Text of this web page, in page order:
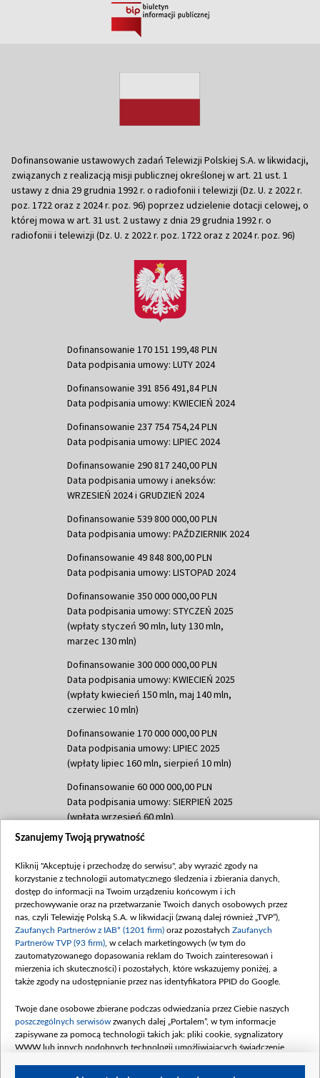
Dofinansowanie ustawowych zadań Telewizji Polskiej S.A. w likwidacji,
związanych z realizacją misji publicznej określonej w art. 21 ust. 1
ustawy z dnia 29 grudnia 1992 r. o radiofonii i telewizji (Dz. U. z 2022 r.
poz. 1722 oraz z 2024 r. poz. 96) poprzez udzielenie dotacji celowej, o
której mowa w art. 31 ust. 2 ustawy z dnia 29 grudnia 1992 r. o
radiofonii i telewizji (Dz. U. z 2022 r. poz. 1722 oraz z 2024 r. poz. 96)
Dofinansowanie 170 151 199,48 PLN
Data podpisania umowy: LUTY 2024
Dofinansowanie 391 856 491,84 PLN
Data podpisania umowy: KWIECIEŃ 2024
Dofinansowanie 237 754 754,24 PLN
Data podpisania umowy: LIPIEC 2024
Dofinansowanie 290 817 240,00 PLN
Data podpisania umowy i aneksów:
WRZESIEŃ 2024 i GRUDZIEŃ 2024
Dofinansowanie 539 800 000,00 PLN
Data podpisania umowy: PAŹDZIERNIK 2024
Dofinansowanie 49 848 800,00 PLN
Data podpisania umowy: LISTOPAD 2024
Dofinansowanie 350 000 000,00 PLN
Data podpisania umowy: STYCZEŃ 2025
(wpłaty styczeń 90 mln, luty 130 mln,
marzec 130 mln)
Dofinansowanie 300 000 000,00 PLN
Data podpisania umowy: KWIECIEŃ 2025
(wpłaty kwiecień 150 mln, maj 140 mln,
czerwiec 10 mln)
Dofinansowanie 170 000 000,00 PLN
Data podpisania umowy: LIPIEC 2025
(wpłaty lipiec 160 mln, sierpień 10 mln)
Dofinansowanie 60 000 000,00 PLN
Data podpisania umowy: SIERPIEŃ 2025
(wpłata wrzesień 60 mln)
Dofinansowanie 635 783 051,21 PLN
(wpłata wrzesień 100 mln, październik 350
mln, listopad 265 mln)
Dofinansowanie 48 862 000,00 PLN
Data podpisania umowy: GRUDZIEŃ 2025
(wpłata grudzień 60,548 mln)
Dofinansowanie 900 000 000,00 PLN
Data podpisania umowy: LUTY 2026 (wpłata
kwiecień 180 mln, 7 maja 180 mln, 8
czerwca 90 mln)
Dofinansowanie 250 000 000,00 PLN
Szanujemy Twoją prywatność
Kliknij "Akceptuję i przechodzę do serwisu", aby wyrazić zgody na
korzystanie z technologii automatycznego śledzenia i zbierania danych,
dostęp do informacji na Twoim urządzeniu końcowym i ich
przechowywanie oraz na przetwarzanie Twoich danych osobowych przez
nas, czyli Telewizję Polską S.A. w likwidacji (zwaną dalej również „TVP”),
Zaufanych Partnerów z IAB* (1201 firm) oraz pozostałych Zaufanych
Partnerów TVP (93 firm) , w celach marketingowych (w tym do
zautomatyzowanego dopasowania reklam do Twoich zainteresowań i
mierzenia ich skuteczności) i pozostałych, które wskazujemy poniżej, a
także zgody na udostępnianie przez nas identyfikatora PPID do Google.
Twoje dane osobowe zbierane podczas odwiedzania przez Ciebie naszych
poszczególnych serwisów zwanych dalej „Portalem”, w tym informacje
zapisywane za pomocą technologii takich jak: pliki cookie, sygnalizatory
WWW lub innych podobnych technologii umożliwiających świadczenie